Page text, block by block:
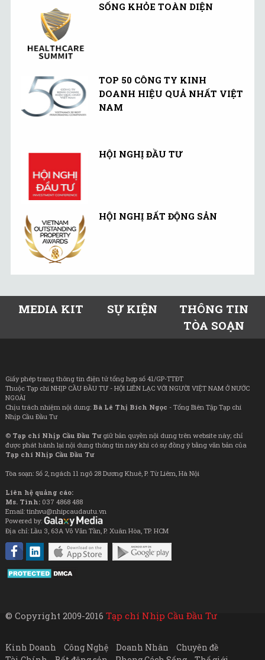
SỐNG KHỎE TOÀN DIỆN
TOP 50 CÔNG TY KINH
DOANH HIỆU QUẢ NHẤT VIỆT
NAM
HỘI NGHỊ ĐẦU TƯ
HỘI NGHỊ BẤT ĐỘNG SẢN
MEDIA KIT SỰ KIỆN
THÔNG TIN
TÒA SOẠN
Giấy phép trang thông tin điện tử tổng hợp số 41/GP-TTĐT
Thuộc Tạp chí NHỊP CẦU ĐẦU TƯ - HỘI LIÊN LẠC VỚI NGƯỜI VIỆT NAM Ở NƯỚC
NGOÀI
Chịu trách nhiệm nội dung: Bà Lê Thị Bích Ngọc - Tổng Biên Tập Tạp chí
Nhịp Cầu Đầu Tư
© Tạp chí Nhịp Cầu Đầu Tưgiữ bản quyền nội dung trên website này; chỉ
được phát hành lại nội dung thông tin này khi có sự đồng ý bằng văn bản của
Tạp chí Nhịp Cầu Đầu Tư
Tòa soạn: Số 2, ngách 11 ngõ 28 Dương Khuê, P. Từ Liêm, Hà Nội
Liên hệ quảng cáo:
Ms. Tình: 037 4868 488
Email: tinhvu@nhipcaudautu.vn
Powered by:
Địa chỉ: Lầu 3, 63A Võ Văn Tần, P. Xuân Hòa, TP. HCM
© Copyright 2009-2016 Tạp chí Nhịp Cầu Đầu Tư
Kinh Doanh Công Nghệ Doanh Nhân
Chuyên đề